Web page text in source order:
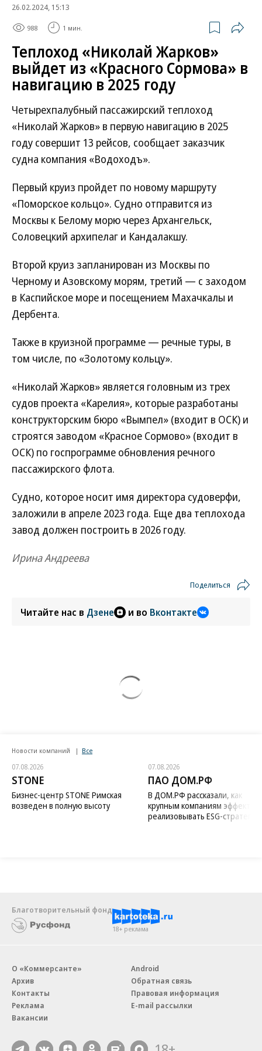
26.02.2024, 15:13
988 1 мин.
Теплоход «Николай Жарков»
выйдет из «Красного Сормова» в
навигацию в 2025 году
Четырехпалубный пассажирский теплоход
«Николай Жарков» в первую навигацию в 2025
году совершит 13 рейсов, сообщает заказчик
судна компания «Водоходъ».
Первый круиз пройдет по новому маршруту
«Поморское кольцо». Судно отправится из
Москвы к Белому морю через Архангельск,
Соловецкий архипелаг и Кандалакшу.
Второй круиз запланирован из Москвы по
Черному и Азовскому морям, третий — с заходом
в Каспийское море и посещением Махачкалы и
Дербента.
Также в круизной программе — речные туры, в
том числе, по «Золотому кольцу».
«Николай Жарков» является головным из трех
судов проекта «Карелия», которые разработаны
конструкторским бюро «Вымпел» (входит в ОСК) и
строятся заводом «Красное Сормово» (входит в
ОСК) по госпрограмме обновления речного
пассажирского флота.
Судно, которое носит имя директора судоверфи,
заложили в апреле 2023 года. Еще два теплохода
завод должен построить в 2026 году.
Ирина Андреева
Поделиться
Читайте нас в Дзене и во Вконтакте
Новости компаний Все
07.08.2026
STONE
Бизнес-центр STONE Римская
возведен в полную высоту
07.08.2026
ПАО ДОМ.РФ
В ДОМ.РФ рассказали, как
крупным компаниям
реализовывать ESG-стратегию
Благотворительный фонд
18+ реклама
О «Коммерсанте»
Архив
Контакты
Реклама
Вакансии
Android
Обратная связь
Правовая информация
E-mail рассылки